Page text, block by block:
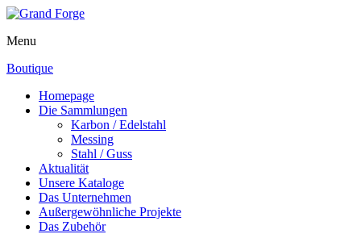
Menu
Boutique
Homepage
Die Sammlungen
Karbon / Edelstahl
Messing
Stahl / Guss
Aktualität
Unsere Kataloge
Das Unternehmen
Außergewöhnliche Projekte
Das Zubehör